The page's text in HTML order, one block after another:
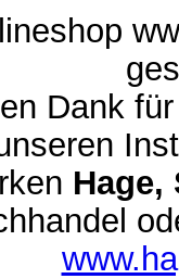
Dank
Hage,